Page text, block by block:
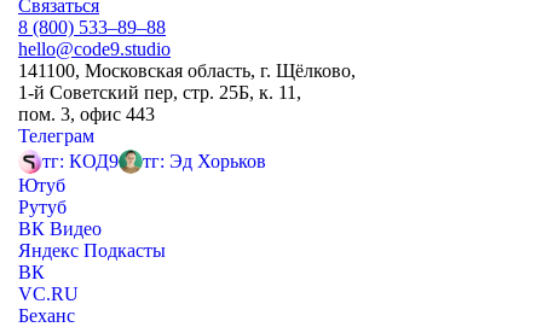
Связаться
8 (800) 533–89–88
hello@code9.studio
141100, Московская область, г. Щёлково,
1-й Советский пер, стр. 25Б, к. 11,
пом. 3, офис 443
Телеграм
тг: КОД9
тг: Эд Хорьков
Ютуб
Рутуб
ВК Видео
Яндекс Подкасты
ВК
VC.RU
Беханс